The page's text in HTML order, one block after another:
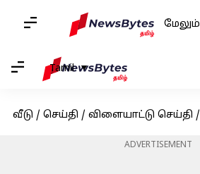
மேலும்
Tamil
வீடு / செய்தி / விளையாட்டு செய்தி /
ADVERTISEMENT